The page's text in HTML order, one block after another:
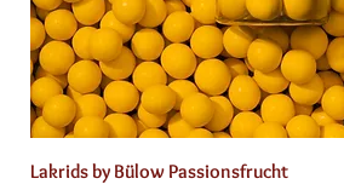
Lakrids by Bülow Passionsfrucht